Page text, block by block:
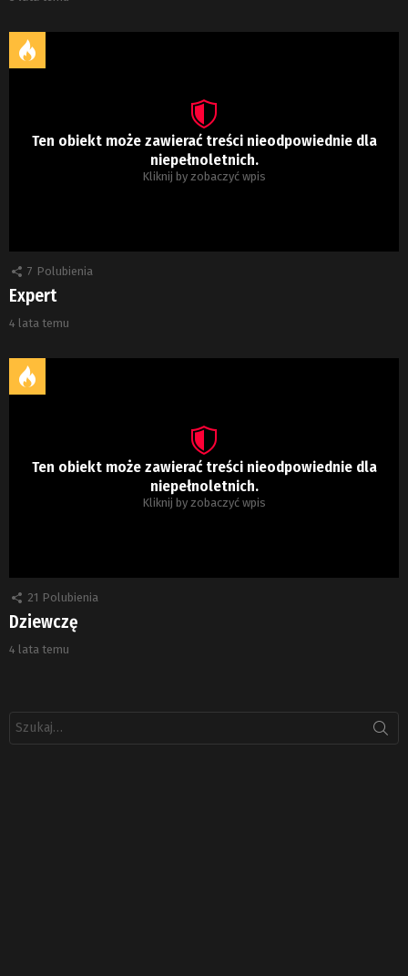
Ten obiekt może zawierać treści nieodpowiednie dla
niepełnoletnich.
Kliknij by zobaczyć wpis
7 Polubienia
Expert
4 lata temu
Ten obiekt może zawierać treści nieodpowiednie dla
niepełnoletnich.
Kliknij by zobaczyć wpis
21 Polubienia
Dziewczę
4 lata temu